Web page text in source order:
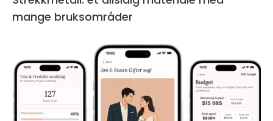
mange bruksområder